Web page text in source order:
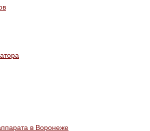
в Воронеже